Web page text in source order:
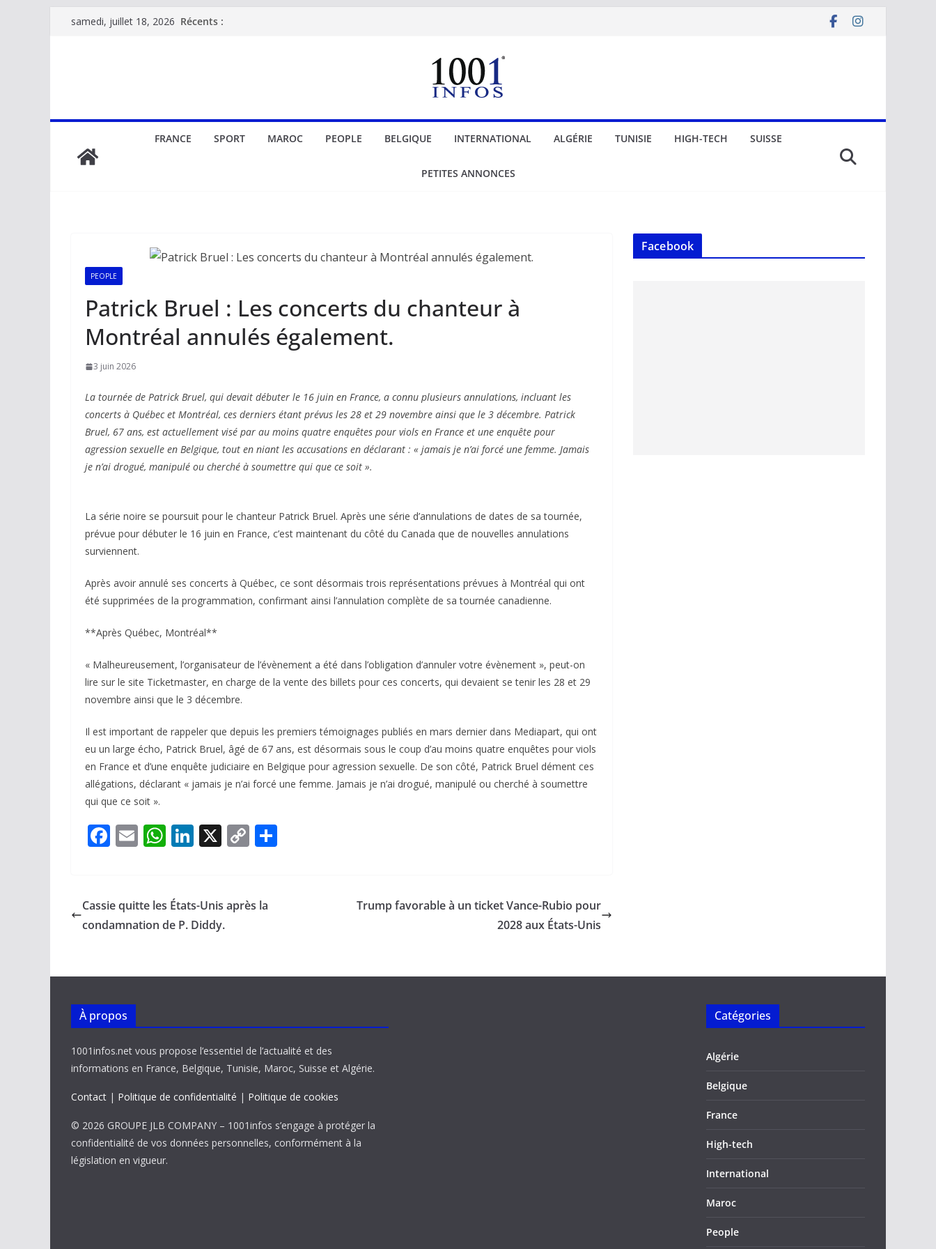
Passersamedi, juillet 18, 2026 Récents :
FRANCE SPORT MAROC PEOPLE BELGIQUE INTERNATIONAL ALGÉRIE TUNISIE HIGH-TECH SUISSE
PETITES ANNONCES
PEOPLE
Patrick Bruel : Les concerts du chanteur à
Montréal annulés également.
3 juin 2026
La tournée de Patrick Bruel, qui devait débuter le 16 juin en France, a connu plusieurs annulations, incluant les
concerts à Québec et Montréal, ces derniers étant prévus les 28 et 29 novembre ainsi que le 3 décembre. Patrick
Bruel, 67 ans, est actuellement visé par au moins quatre enquêtes pour viols en France et une enquête pour
agression sexuelle en Belgique, tout en niant les accusations en déclarant : « jamais je n’ai forcé une femme. Jamais
je n’ai drogué, manipulé ou cherché à soumettre qui que ce soit ».
La série noire se poursuit pour le chanteur Patrick Bruel. Après une série d’annulations de dates de sa tournée,
prévue pour débuter le 16 juin en France, c’est maintenant du côté du Canada que de nouvelles annulations
surviennent.
Après avoir annulé ses concerts à Québec, ce sont désormais trois représentations prévues à Montréal qui ont
été supprimées de la programmation, confirmant ainsi l’annulation complète de sa tournée canadienne.
**Après Québec, Montréal**
« Malheureusement, l’organisateur de l’évènement a été dans l’obligation d’annuler votre évènement », peut-on
lire sur le site Ticketmaster, en charge de la vente des billets pour ces concerts, qui devaient se tenir les 28 et 29
novembre ainsi que le 3 décembre.
Il est important de rappeler que depuis les premiers témoignages publiés en mars dernier dans Mediapart, qui ont
eu un large écho, Patrick Bruel, âgé de 67 ans, est désormais sous le coup d’au moins quatre enquêtes pour viols
en France et d’une enquête judiciaire en Belgique pour agression sexuelle. De son côté, Patrick Bruel dément ces
allégations, déclarant « jamais je n’ai forcé une femme. Jamais je n’ai drogué, manipulé ou cherché à soumettre
qui que ce soit ».
F
b
o
k
E
l
W
s
A
p
Li
e
dI
X C
y
k
Cassie quitte les États-Unis après la
condamnation de P. Diddy.
Trump favorable à un ticket Vance-Rubio pour
2028 aux États-Unis
Facebook
À propos
1001infos.net vous propose l’essentiel de l’actualité et des
informations en France, Belgique, Tunisie, Maroc, Suisse et Algérie.
Contact | Politique de confidentialité | Politique de cookies
© 2026 GROUPE JLB COMPANY – 1001infos s’engage à protéger la
confidentialité de vos données personnelles, conformément à la
législation en vigueur.
Catégories
Algérie
Belgique
France
High-tech
International
Maroc
People